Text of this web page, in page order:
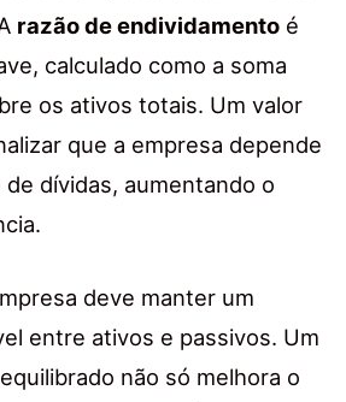
razão de endividamento é
calculado como a soma
os ativos totais. Um valor
que a empresa depende
dívidas, aumentando o
deve manter um
entre ativos e passivos. Um
não só melhora o